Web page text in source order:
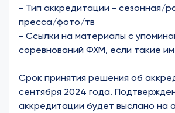
- Тип аккредитации - сезонная/
пресса/фото/тв
- Ссылки на материалы с
соревнований ФХМ, если такие
Срок принятия решения об
сентября 2024 года.
аккредитации будет выслано на